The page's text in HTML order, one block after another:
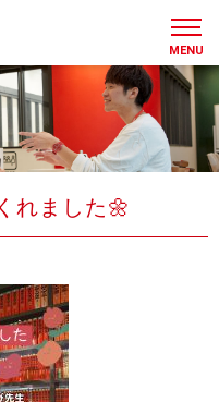
MENU
れました🌼